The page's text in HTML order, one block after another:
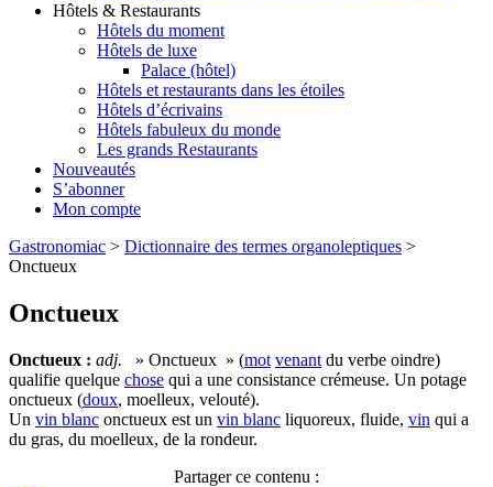
Hôtels & Restaurants
Hôtels du moment
Hôtels de luxe
Palace (hôtel)
Hôtels et restaurants dans les étoiles
Hôtels d’écrivains
Hôtels fabuleux du monde
Les grands Restaurants
Nouveautés
S’abonner
Mon compte
Gastronomiac > Dictionnaire des termes organoleptiques >
Onctueux
Onctueux
Onctueux : adj. » Onctueux » (mot venant du verbe oindre)
qualifie quelque chose qui a une consistance crémeuse. Un potage
onctueux (doux, moelleux, velouté).
Un vin blanc onctueux est un vin blanc liquoreux, fluide, vin qui a
du gras, du moelleux, de la rondeur.
Partager ce contenu :